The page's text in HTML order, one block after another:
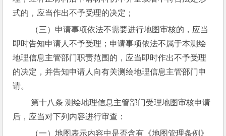
式的，应当作出不予受理的决定；
即时告知申请人不予受理；申请事项依法不属于本测绘
地理信息主管部门职责范围的，应当即时作出不予受理
的决定，并告知申请人向有关测绘地理信息主管部门申
请。
第十八条 测绘地理信息主管部门受理地图审核申请
后，应当对下列内容进行审查：